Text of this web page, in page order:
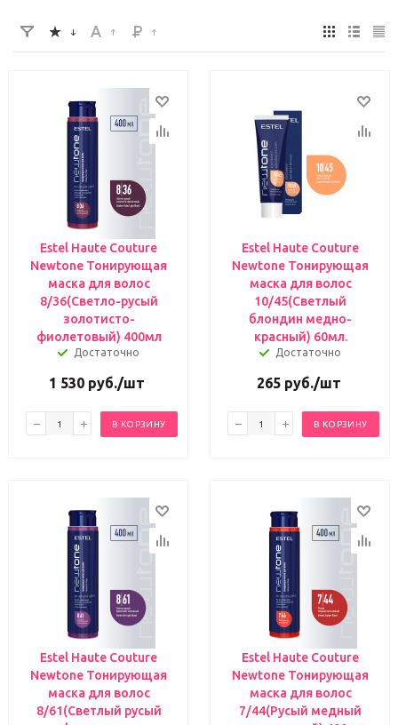
Estel Haute Couture
Newtone Тонирующая
маска для волос
8/36(Светло-русый
золотисто-
фиолетовый) 400мл
Достаточно
1 530 руб./шт
В КОРЗИНУ
Estel Haute Couture
Newtone Тонирующая
маска для волос
10/45(Светлый
блондин медно-
красный) 60мл.
Достаточно
265руб./шт
В КОРЗИНУ
Estel Haute Couture
Newtone Тонирующая
маска для волос
8/61(Светлый русый
Estel Haute Couture
Newtone Тонирующая
маска для волос
7/44(Русый медный